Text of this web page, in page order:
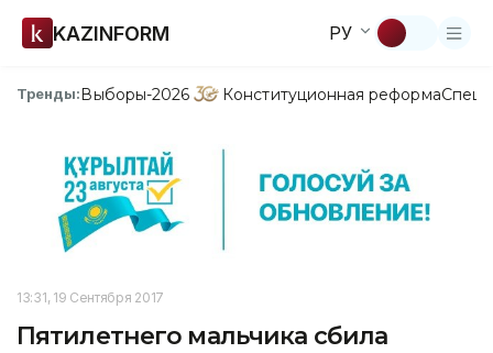
KAZINFORM РУ
Тренды:Выборы-2026 Конституционная реформа
13:31, 19 Сентября 2017
Пятилетнего мальчика сбила